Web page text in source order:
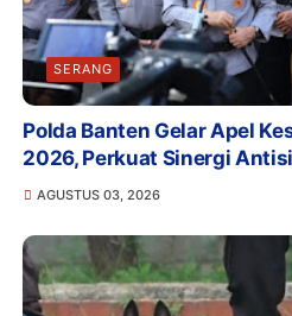
SERANG
Polda Banten Gelar Apel
2026, Perkuat Sinergi
AGUSTUS 03, 2026